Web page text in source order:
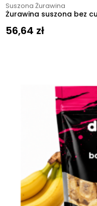
Suszona Żurawina
Żurawina suszona bez
56,64 zł